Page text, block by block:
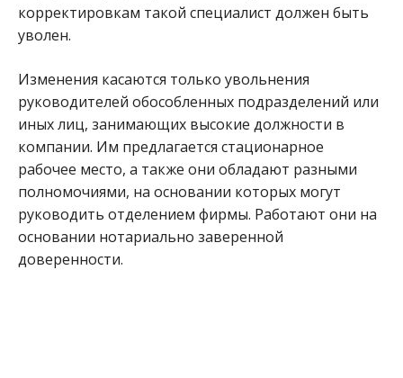
корректировкам такой специалист должен быть
уволен.
Изменения касаются только увольнения
руководителей обособленных подразделений или
иных лиц, занимающих высокие должности в
компании. Им предлагается стационарное
рабочее место, а также они обладают разными
полномочиями, на основании которых могут
руководить отделением фирмы. Работают они на
основании нотариально заверенной
доверенности.